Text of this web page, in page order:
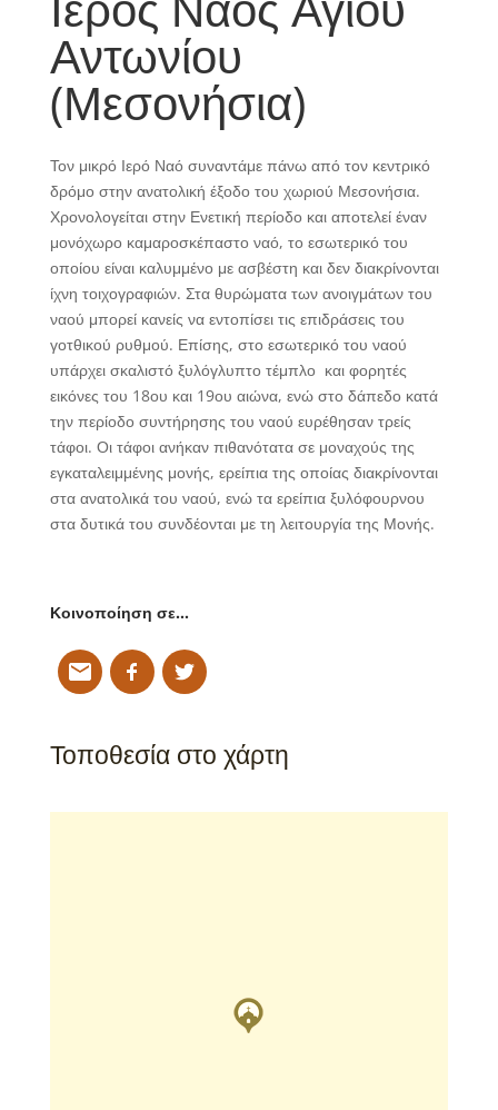
Αντωνίου
(Μεσονήσια)
Τον μικρό Ιερό Ναό συναντάμε πάνω από τον κεντρικό
δρόμο στην ανατολική έξοδο του χωριού Μεσονήσια.
Χρονολογείται στην Ενετική περίοδο και αποτελεί έναν
μονόχωρο καμαροσκέπαστο ναό, το εσωτερικό του
οποίου είναι καλυμμένο με ασβέστη και δεν διακρίνονται
ίχνη τοιχογραφιών. Στα θυρώματα των ανοιγμάτων του
ναού μπορεί κανείς να εντοπίσει τις επιδράσεις του
γοτθικού ρυθμού. Επίσης, στο εσωτερικό του ναού
υπάρχει σκαλιστό ξυλόγλυπτο τέμπλο και φορητές
εικόνες του 18ου και 19ου αιώνα, ενώ στο δάπεδο κατά
την περίοδο συντήρησης του ναού ευρέθησαν τρείς
τάφοι. Οι τάφοι ανήκαν πιθανότατα σε μοναχούς της
εγκαταλειμμένης μονής, ερείπια της οποίας διακρίνονται
στα ανατολικά του ναού, ενώ τα ερείπια ξυλόφουρνου
στα δυτικά του συνδέονται με τη λειτουργία της Μονής.
Κοινοποίηση σε…
Τοποθεσία στο χάρτη